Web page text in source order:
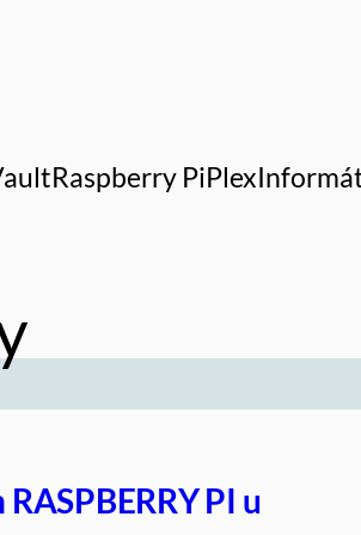
Raspberry PiPlex
PI u